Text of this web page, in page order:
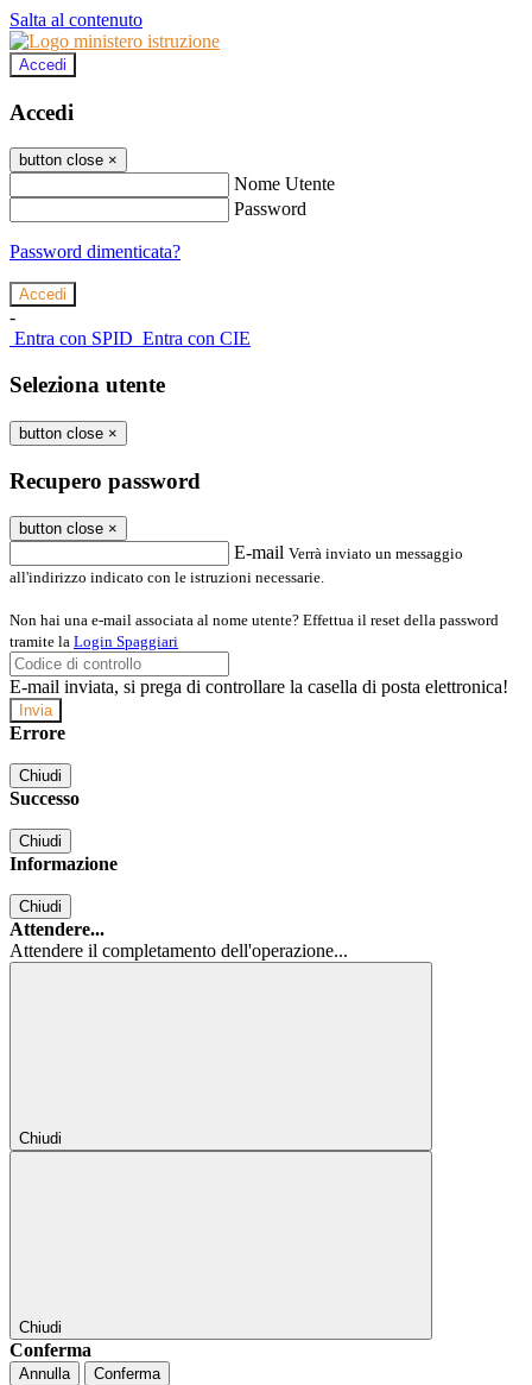
Salta al contenuto
Accedi
Accedi
button close ×
Nome Utente
Password
Password dimenticata?
-
Entra con SPID Entra con CIE
Seleziona utente
button close ×
Recupero password
button close ×
E-mail Verrà inviato un messaggio
all'indirizzo indicato con le istruzioni necessarie.
Non hai una e-mail associata al nome utente? Effettua il reset della password
tramite la Login Spaggiari
E-mail inviata, si prega di controllare la casella di posta elettronica!
Errore
Chiudi
Successo
Chiudi
Informazione
Chiudi
Attendere...
Attendere il completamento dell'operazione...
Chiudi
Chiudi
Conferma
Annulla Conferma